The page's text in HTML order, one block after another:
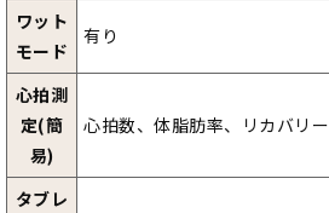
ワット
モード
有り
心拍測
定(簡
易)
心拍数、体脂肪率、リカバリー
タブレ